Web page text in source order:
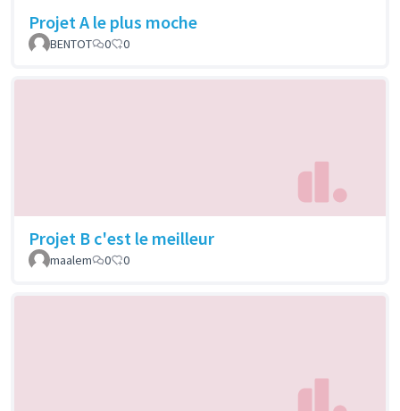
Projet A le plus moche
BENTOT 0 0
Projet B c'est le meilleur
maalem 0 0